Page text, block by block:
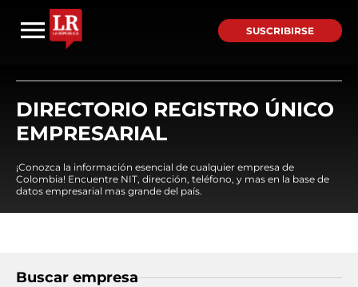
SUSCRIBIRSE
DIRECTORIO REGISTRO ÚNICO
EMPRESARIAL
¡Conozca la información esencial de cualquier empresa de
Colombia! Encuentre NIT, dirección, teléfono, y mas en la base de
datos empresarial mas grande del país.
Buscar empresa